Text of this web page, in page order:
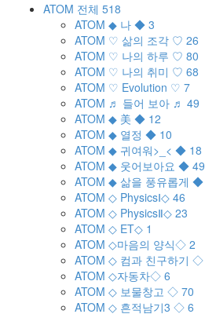
ATOM 전체 518
ATOM ◆ 나 ◆ 3
ATOM ♡ 삶의 조각 ♡ 26
ATOM ♡ 나의 하루 ♡ 80
ATOM ♡ 나의 취미 ♡ 68
ATOM ♡ Evolution ♡ 7
ATOM ♬ 들어 보아 ♬ 49
ATOM ◆ 美 ◆ 12
ATOM ◆ 열정 ◆ 10
ATOM ◆ 귀여워>_< ◆ 18
ATOM ◆ 웃어보아요 ◆ 49
ATOM ◆ 삶을 풍유롭게 ◆
ATOM ◇ PhysicsⅠ◇ 46
ATOM ◇ PhysicsⅡ◇ 23
ATOM ◇ ET◇ 1
ATOM ◇마음의 양식◇ 2
ATOM ◇ 컴과 친구하기 ◇
ATOM ◇자동차◇ 6
ATOM ◇ 보물창고 ◇ 70
ATOM ◇ 흔적남기3 ◇ 6